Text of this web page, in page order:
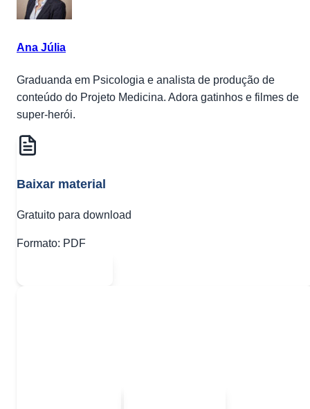
Ana Júlia
Graduanda em Psicologia e analista de produção de
conteúdo do Projeto Medicina. Adora gatinhos e filmes de
super-herói.
Baixar material
Gratuito para download
Formato: PDF